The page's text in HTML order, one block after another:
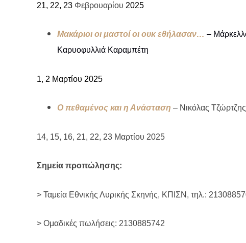
21, 22, 23 Φεβρουαρίου 2025
Μακάριοι οι μαστοί οι ουκ εθήλασαν… –
Καρυοφυλλιά Καραμπέτη
1, 2 Μαρτίου 2025
Ο πεθαμένος και η Ανάσταση – Νικόλας
14, 15, 16, 21, 22, 23 Μαρτίου 2025
Σημεία προπώλησης:
> Ταμεία Εθνικής Λυρικής Σκηνής, ΚΠΙΣΝ, τηλ.:
> Ομαδικές πωλήσεις: 2130885742